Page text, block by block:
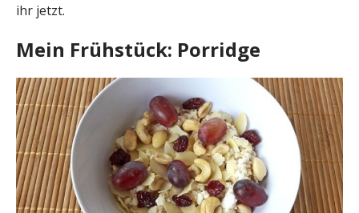
ihr jetzt.
Mein Frühstück: Porridge